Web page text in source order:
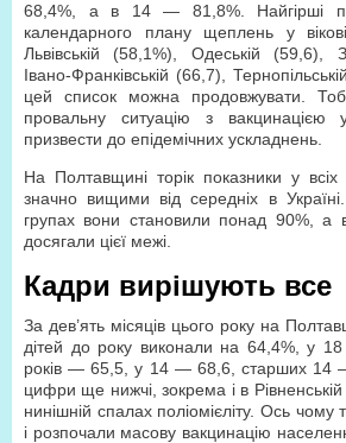
68,4%, а в 14 — 81,8%. Найгірші
календарного плану щеплень у
Львівській (58,1%), Одеській (59,6),
Івано-Франківській (66,7),
цей список можна продовжувати.
провальну ситуацію з
призвести до епідемічних ускладнень.
На Полтавщині торік показники у всіх
значно вищими від середніх в
групах вони становили понад 90%, а
досягали цієї межі.
Кадри вирішують все
За дев’ять місяців цього року на
дітей до року виконали на 64,4%, у
років — 65,5, у 14 — 68,6, старших 14 —
цифри ще нижчі, зокрема і в
нинішній спалах поліомієліту. Ось
і розпочали масову вакцинацію